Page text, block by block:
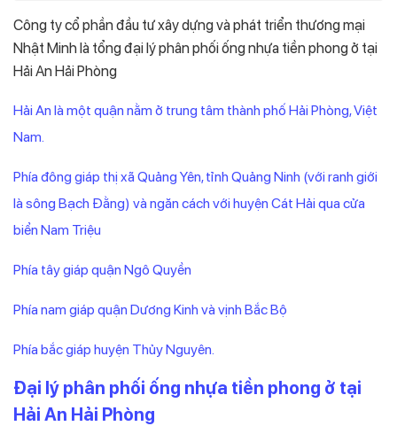
Công ty cổ phần đầu tư xây dựng và phát triển thương mại
Nhật Minh là tổng đại lý phân phối ống nhựa tiền phong ở tại
Hải An Hải Phòng
Hải An là một quận nằm ở trung tâm thành phố Hải Phòng, Việt
Nam.
Phía đông giáp thị xã Quảng Yên, tỉnh Quảng Ninh (với ranh giới
là sông Bạch Đằng) và ngăn cách với huyện Cát Hải qua cửa
biển Nam Triệu
Phía tây giáp quận Ngô Quyền
Phía nam giáp quận Dương Kinh và vịnh Bắc Bộ
Phía bắc giáp huyện Thủy Nguyên.
Đại lý phân phối ống nhựa tiền phong ở tại
Hải An Hải Phòng